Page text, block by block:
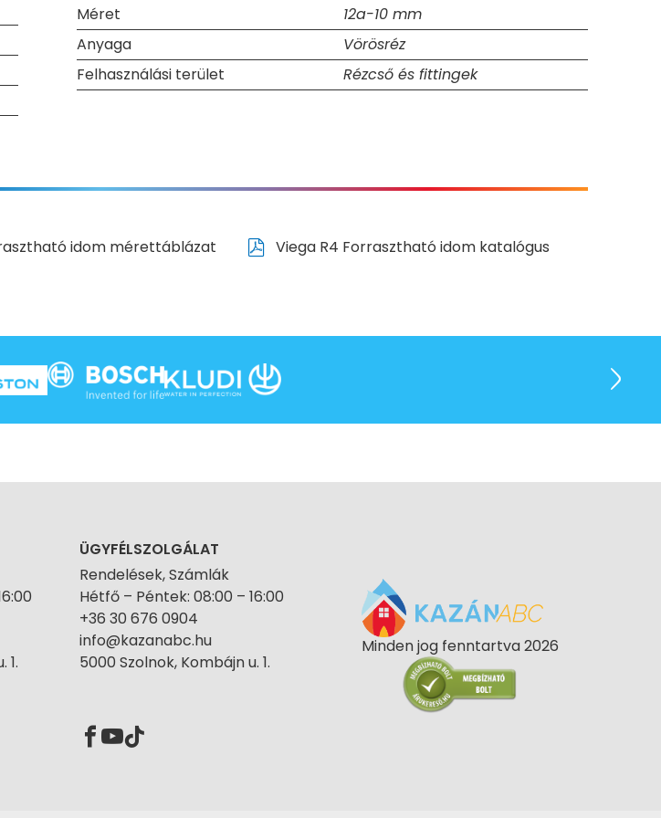
Méret
12a-10 mm
Anyaga
Vörösréz
Felhasználási terület
Rézcső és fittingek
idom mérettáblázat Viega R4 Forrasztható idom katalógus
1.
ÜGYFÉLSZOLGÁLAT
Rendelések, Számlák
Hétfő – Péntek: 08:00 – 16:00
+36 30 676 0904
info@kazanabc.hu
5000 Szolnok, Kombájn u. 1.
Minden jog fenntartva 2026